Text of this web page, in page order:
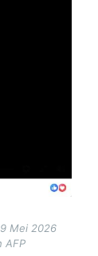
Mei 2026
AFP